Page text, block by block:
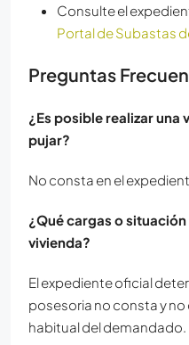
Consulte el
Portal de Subastas
Preguntas
¿Es posible realizar una
pujar?
No consta en el
¿Qué cargas o
vivienda?
El expediente oficial
posesoria no consta y
habitual del demandado.